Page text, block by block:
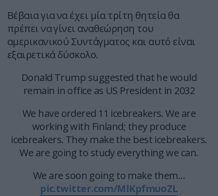
Βέβαια για να έχει μία τρίτη θητεία θα
πρέπει να γίνει αναθεώρηση του
αμερικανικού Συντάγματος και αυτό είναι
εξαιρετικά δύσκολο.
Donald Trump suggested that he would
remain in office as US President in 2032
We have ordered 11 icebreakers. We are
working with Finland; they produce
icebreakers. They make the best icebreakers.
We are going to study everything we can.
We are soon going to make them…
pic.twitter.com/MlKpfmuoZL